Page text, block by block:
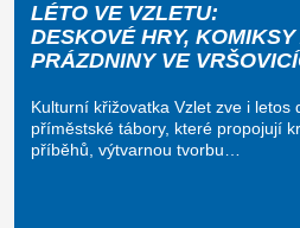
LÉTO VE VZLETU:
DESKOVÉ HRY,
PRÁZDNINY VE
Kulturní křižovatka Vzlet zve i letos
příměstské tábory, které propojují
příběhů, výtvarnou tvorbu…